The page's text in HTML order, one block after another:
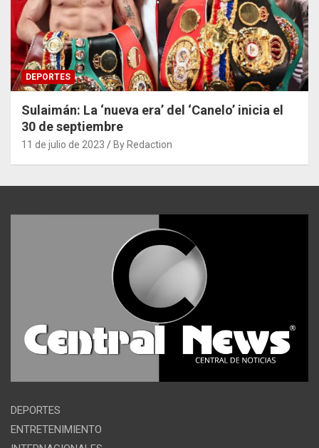
DEPORTES
Sulaimán: La ‘nueva era’ del ‘Canelo’ inicia el
30 de septiembre
11 de julio de 2023 By Redaction
DEPORTES
ENTRETENIMIENTO